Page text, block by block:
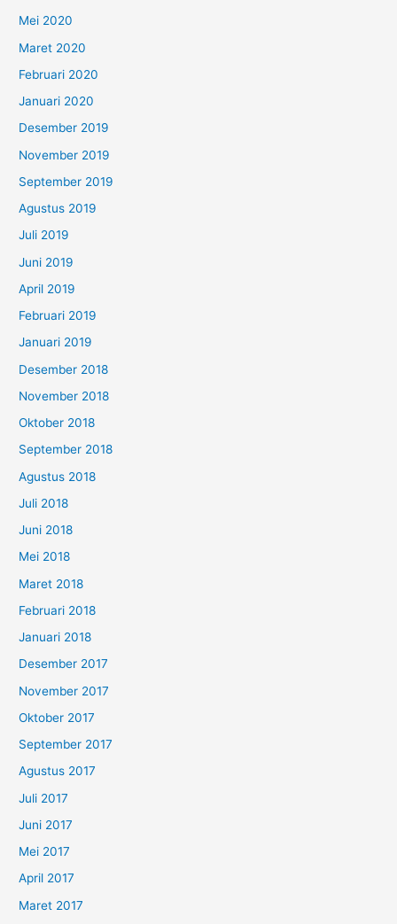
Mei 2020
Maret 2020
Februari 2020
Januari 2020
Desember 2019
November 2019
September 2019
Agustus 2019
Juli 2019
Juni 2019
April 2019
Februari 2019
Januari 2019
Desember 2018
November 2018
Oktober 2018
September 2018
Agustus 2018
Juli 2018
Juni 2018
Mei 2018
Maret 2018
Februari 2018
Januari 2018
Desember 2017
November 2017
Oktober 2017
September 2017
Agustus 2017
Juli 2017
Juni 2017
Mei 2017
April 2017
Maret 2017